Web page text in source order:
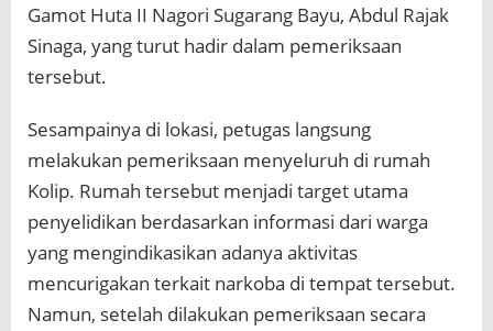
Gamot Huta II Nagori Sugarang Bayu, Abdul Rajak
Sinaga, yang turut hadir dalam pemeriksaan
tersebut.
Sesampainya di lokasi, petugas langsung
melakukan pemeriksaan menyeluruh di rumah
Kolip. Rumah tersebut menjadi target utama
penyelidikan berdasarkan informasi dari warga
yang mengindikasikan adanya aktivitas
mencurigakan terkait narkoba di tempat tersebut.
Namun, setelah dilakukan pemeriksaan secara